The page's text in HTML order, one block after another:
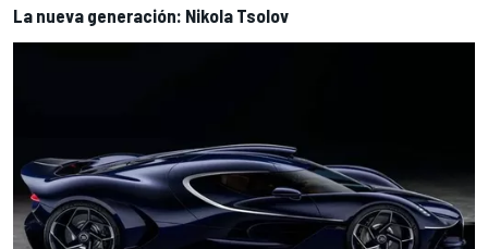
La nueva generación: Nikola Tsolov